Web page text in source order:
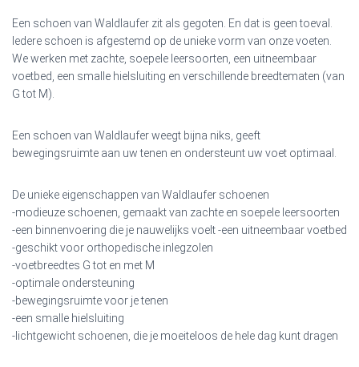
Een schoen van Waldlaufer zit als gegoten. En dat is geen toeval.
Iedere schoen is afgestemd op de unieke vorm van onze voeten.
We werken met zachte, soepele leersoorten, een uitneembaar
voetbed, een smalle hielsluiting en verschillende breedtematen (van
G tot M).
Een schoen van Waldlaufer weegt bijna niks, geeft
bewegingsruimte aan uw tenen en ondersteunt uw voet optimaal.
De unieke eigenschappen van Waldlaufer schoenen
-modieuze schoenen, gemaakt van zachte en soepele leersoorten
-een binnenvoering die je nauwelijks voelt -een uitneembaar voetbed
-geschikt voor orthopedische inlegzolen
-voetbreedtes G tot en met M
-optimale ondersteuning
-bewegingsruimte voor je tenen
-een smalle hielsluiting
-lichtgewicht schoenen, die je moeiteloos de hele dag kunt dragen